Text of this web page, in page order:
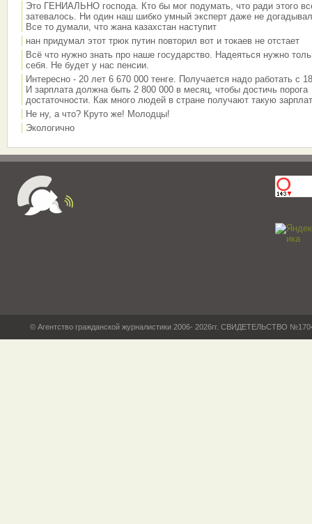
Это ГЕНИАЛЬНО господа. Кто бы мог подумать, что ради этого
затевалось. Ни один наш шибко умный эксперт даже не
Все то думали, что жана казахстан наступит
нан придумал этот трюк путин повторил вот и токаев не отстает
Всё что нужно знать про наше государство. Надеяться нужно
себя. Не будет у нас пенсии.
Интересно - 20 лет 6 670 000 тенге. Получается надо работать с
И зарплата должна быть 2 800 000 в месяц, чтобы достичь порога
достаточности. Как много людей в стране получают такую
Не ну, а что? Круто же! Молодцы!
Экологично
© Агентство гражданской журналистики 2006- 2026гг. СВИДЕТЕЛЬСТВО